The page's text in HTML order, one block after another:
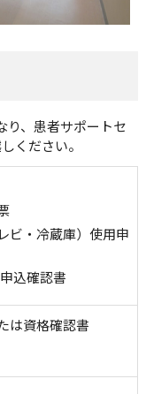
り、患者サポートセ
ください。
ビ・冷蔵庫）使用申
込確認書
は資格確認書